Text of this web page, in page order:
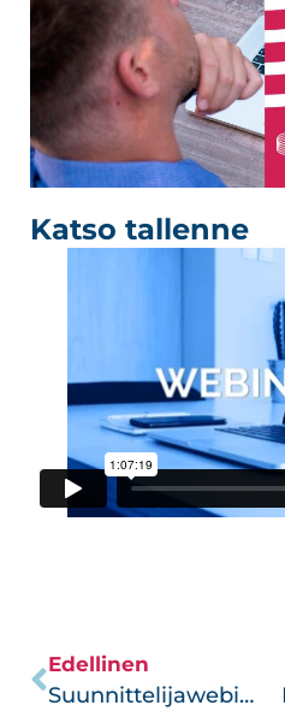
Katso tallenne
Edellinen
Suunnittelijawebinaari 28.9.2023